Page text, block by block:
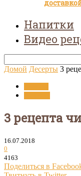
Напитки
Видео
Домой Десерты 3
3 рецепта
16.07.2018
0
4163
Поделиться в